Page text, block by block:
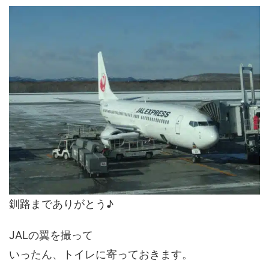
釧路までありがとう♪
JALの翼を撮って
いったん、トイレに寄っておきます。